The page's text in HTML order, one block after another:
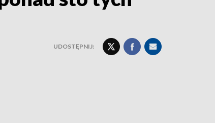
UDOSTĘPNIJ: